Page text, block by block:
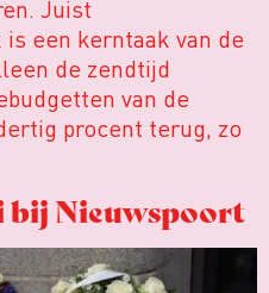
Juist
een kerntaak van de
de zendtijd
van de
procent terug, zo
bij Nieuwspoort